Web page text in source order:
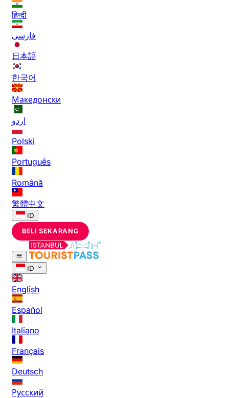
हिन्दी
فارسی
日本語
한국어
Македонски
اردو
Polski
Português
Română
繁體中文
ID
BELI SEKARANG
ID
English
Español
Italiano
Français
Deutsch
Русский